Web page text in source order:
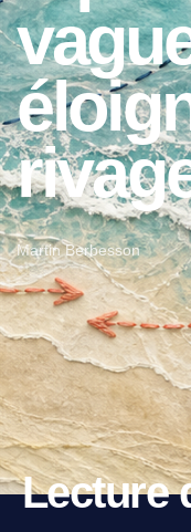
Martin Berbesson
Lecture